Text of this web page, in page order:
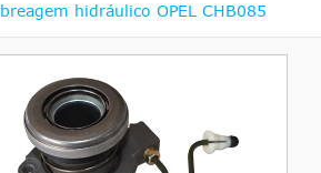
hidráulico OPEL CHB085